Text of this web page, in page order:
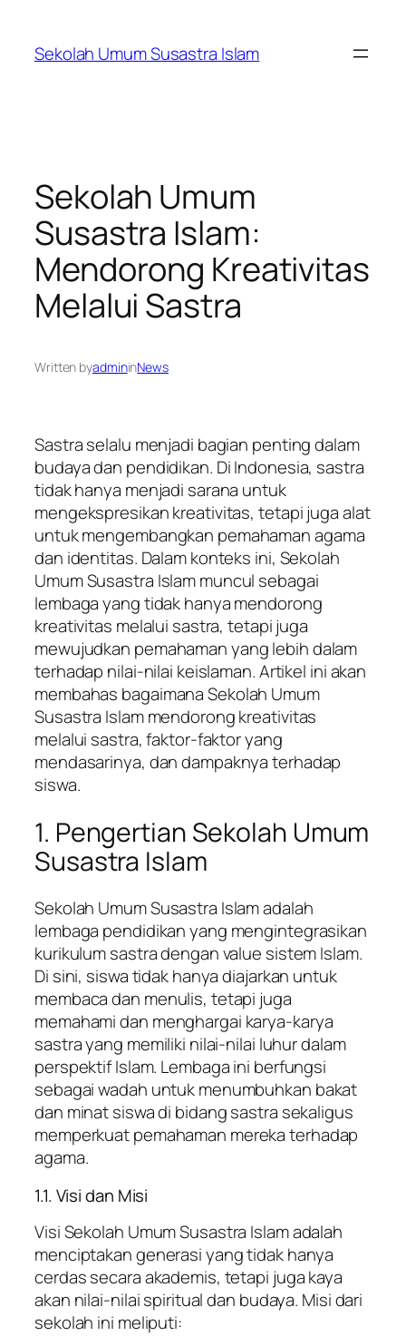
content
Sekolah Umum Susastra Islam
Sekolah Umum
Susastra Islam:
Mendorong Kreativitas
Melalui Sastra
Written byadmininNews
Sastra selalu menjadi bagian penting dalam
budaya dan pendidikan. Di Indonesia, sastra
tidak hanya menjadi sarana untuk
mengekspresikan kreativitas, tetapi juga alat
untuk mengembangkan pemahaman agama
dan identitas. Dalam konteks ini, Sekolah
Umum Susastra Islam muncul sebagai
lembaga yang tidak hanya mendorong
kreativitas melalui sastra, tetapi juga
mewujudkan pemahaman yang lebih dalam
terhadap nilai-nilai keislaman. Artikel ini akan
membahas bagaimana Sekolah Umum
Susastra Islam mendorong kreativitas
melalui sastra, faktor-faktor yang
mendasarinya, dan dampaknya terhadap
siswa.
1. Pengertian Sekolah Umum
Susastra Islam
Sekolah Umum Susastra Islam adalah
lembaga pendidikan yang mengintegrasikan
kurikulum sastra dengan value sistem Islam.
Di sini, siswa tidak hanya diajarkan untuk
membaca dan menulis, tetapi juga
memahami dan menghargai karya-karya
sastra yang memiliki nilai-nilai luhur dalam
perspektif Islam. Lembaga ini berfungsi
sebagai wadah untuk menumbuhkan bakat
dan minat siswa di bidang sastra sekaligus
memperkuat pemahaman mereka terhadap
agama.
1.1. Visi dan Misi
Visi Sekolah Umum Susastra Islam adalah
menciptakan generasi yang tidak hanya
cerdas secara akademis, tetapi juga kaya
akan nilai-nilai spiritual dan budaya. Misi dari
sekolah ini meliputi: